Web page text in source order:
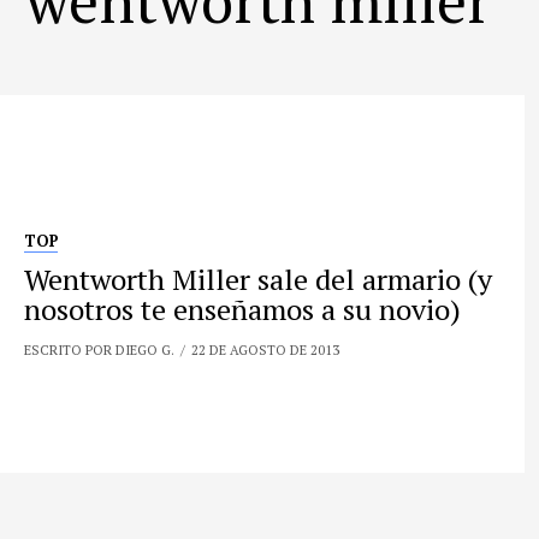
TOP
Wentworth Miller sale del armario (y
nosotros te enseñamos a su novio)
ESCRITO POR DIEGO G. 22 DE AGOSTO DE 2013